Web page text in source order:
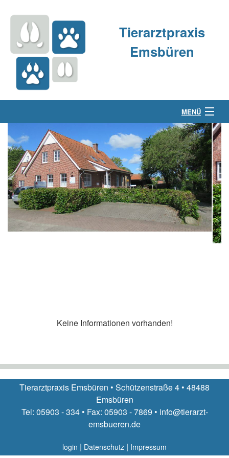
Tierarztpraxis
Emsbüren
MENÜ
Über uns
Kleintierpraxis
Großtierpraxis
Kontakt & Anfahrt
Keine Informationen vorhanden!
Tierarztpraxis Emsbüren • Schützenstraße 4 • 48488
Emsbüren
Tel: 05903 - 334 • Fax: 05903 - 7869 • info@tierarzt-
emsbueren.de
login | Datenschutz | Impressum